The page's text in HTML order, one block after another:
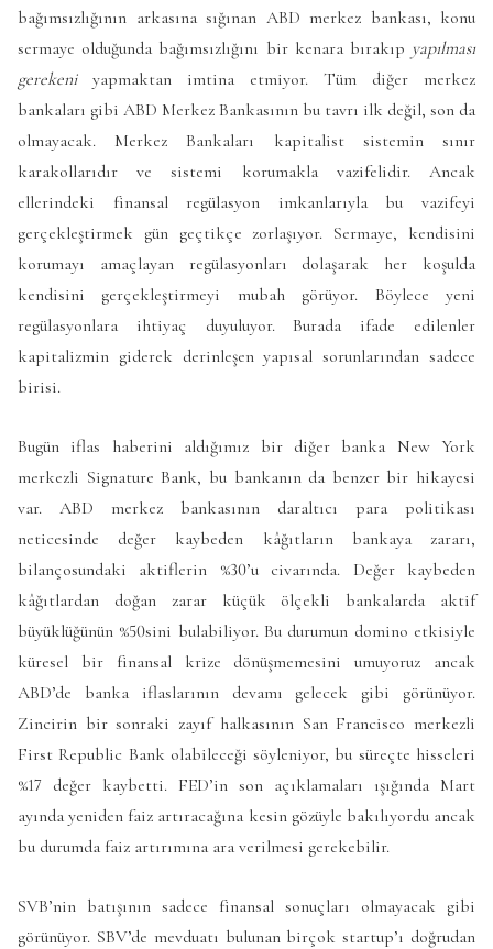
bağımsızlığının arkasına sığınan ABD merkez bankası, konu
sermaye olduğunda bağımsızlığını bir kenara bırakıp yapılması
gerekeniyapmaktan imtina etmiyor. Tüm diğer merkez
bankaları gibi ABD Merkez Bankasının bu tavrı ilk değil, son da
olmayacak. Merkez Bankaları kapitalist sistemin sınır
karakollarıdır ve sistemi korumakla vazifelidir. Ancak
ellerindeki finansal regülasyon imkanlarıyla bu vazifeyi
gerçekleştirmek gün geçtikçe zorlaşıyor. Sermaye, kendisini
korumayı amaçlayan regülasyonları dolaşarak her koşulda
kendisini gerçekleştirmeyi mubah görüyor. Böylece yeni
regülasyonlara ihtiyaç duyuluyor. Burada ifade edilenler
kapitalizmin giderek derinleşen yapısal sorunlarından sadece
birisi.
Bugün iflas haberini aldığımız bir diğer banka New York
merkezli Signature Bank, bu bankanın da benzer bir hikayesi
var. ABD merkez bankasının daraltıcı para politikası
neticesinde değer kaybeden kâğıtların bankaya zararı,
bilançosundaki aktiflerin %30’u civarında. Değer kaybeden
kâğıtlardan doğan zarar küçük ölçekli bankalarda aktif
büyüklüğünün %50sini bulabiliyor. Bu durumun domino etkisiyle
küresel bir finansal krize dönüşmemesini umuyoruz ancak
ABD’de banka iflaslarının devamı gelecek gibi görünüyor.
Zincirin bir sonraki zayıf halkasının San Francisco merkezli
First Republic Bank olabileceği söyleniyor, bu süreçte hisseleri
%17 değer kaybetti. FED’in son açıklamaları ışığında Mart
ayında yeniden faiz artıracağına kesin gözüyle bakılıyordu ancak
bu durumda faiz artırımına ara verilmesi gerekebilir.
SVB’nin batışının sadece finansal sonuçları olmayacak gibi
görünüyor. SBV’de mevduatı bulunan birçok startup’ı doğrudan